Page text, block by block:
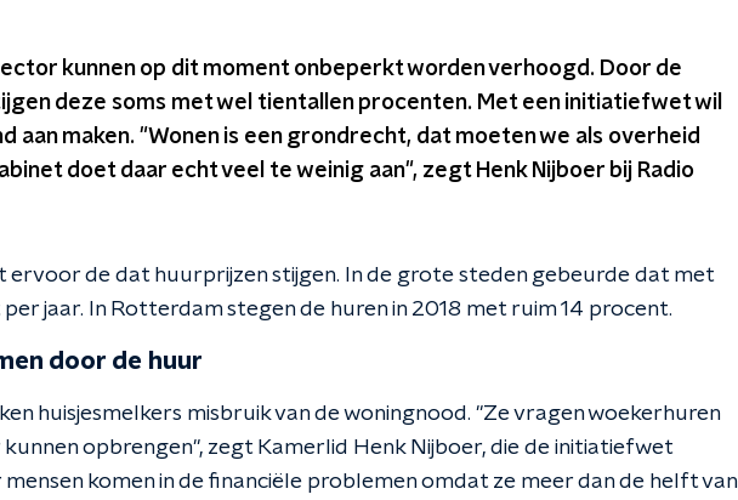
kunnen op dit moment onbeperkt worden verhoogd. Door de
deze soms met wel tientallen procenten. Met een initiatiefwet wil
aan maken. "Wonen is een grondrecht, dat moeten we als overheid
doet daar echt veel te weinig aan", zegt Henk Nijboer bij Radio
ervoor de dat huurprijzen stijgen. In de grote steden gebeurde dat met
jaar. In Rotterdam stegen de huren in 2018 met ruim 14 procent.
door de huur
huisjesmelkers misbruik van de woningnood. "Ze vragen woekerhuren
kunnen opbrengen", zegt Kamerlid Henk Nijboer, die de initiatiefwet
komen in de financiële problemen omdat ze meer dan de helft van